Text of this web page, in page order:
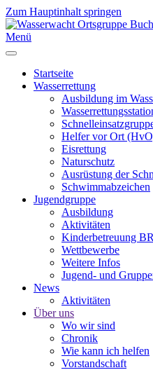
Zum Hauptinhalt springen
Menü
Startseite
Wasserrettung
Ausbildung im
Helfer vor Ort
Eisrettung
Naturschutz
Ausrüstung der
Schwimmabzeichen
Jugendgruppe
Ausbildung
Aktivitäten
Kinderbetreuung
Wettbewerbe
Weitere Infos
Jugend- und
News
Aktivitäten
Über uns
Wo wir sind
Chronik
Wie kann ich helfen
Vorstandschaft